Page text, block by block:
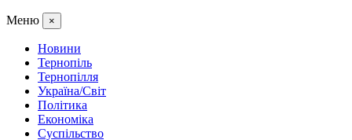
Меню ×
Новини
Тернопіль
Тернопілля
Україна/Світ
Політика
Економіка
Суспільство